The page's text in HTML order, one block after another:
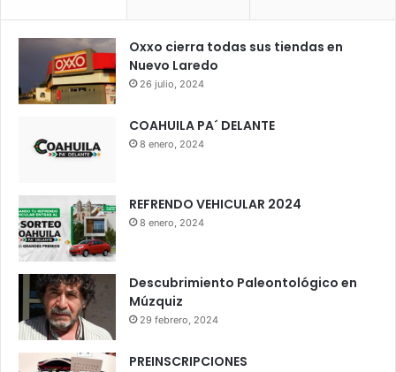
Oxxo cierra todas sus tiendas en
Nuevo Laredo
26 julio, 2024
COAHUILA PA´ DELANTE
8 enero, 2024
REFRENDO VEHICULAR 2024
8 enero, 2024
Descubrimiento Paleontológico en
Múzquiz
29 febrero, 2024
PREINSCRIPCIONES